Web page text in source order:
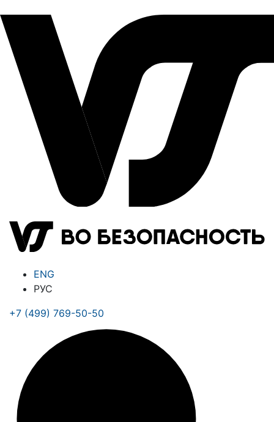
ENG
РУС
+7 (499) 769-50-50